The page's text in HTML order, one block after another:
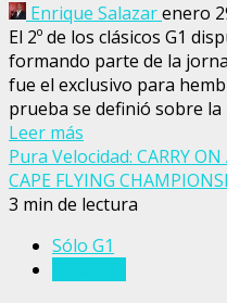
Enrique Salazarenero
El 2º de los clásicos G1
formando parte de la
fue el exclusivo para
prueba se definió sobre
Leer más
Pura Velocidad: CARRY
CAPE FLYING
3 min de lectura
Sólo G1